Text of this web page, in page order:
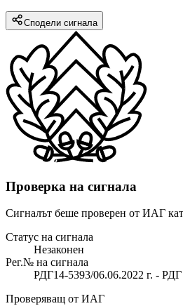
Сподели сигнала
Проверка на сигнала
Сигналът беше проверен от ИАГ
Статус на сигнала
Незаконен
Рег.№ на сигнала
РДГ14-5393/06.06.2022 г. -
Проверяващ от ИАГ